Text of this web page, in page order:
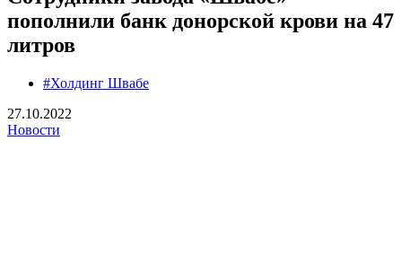
пополнили банк донорской крови на 47
литров
#Холдинг Швабе
27.10.2022
Новости